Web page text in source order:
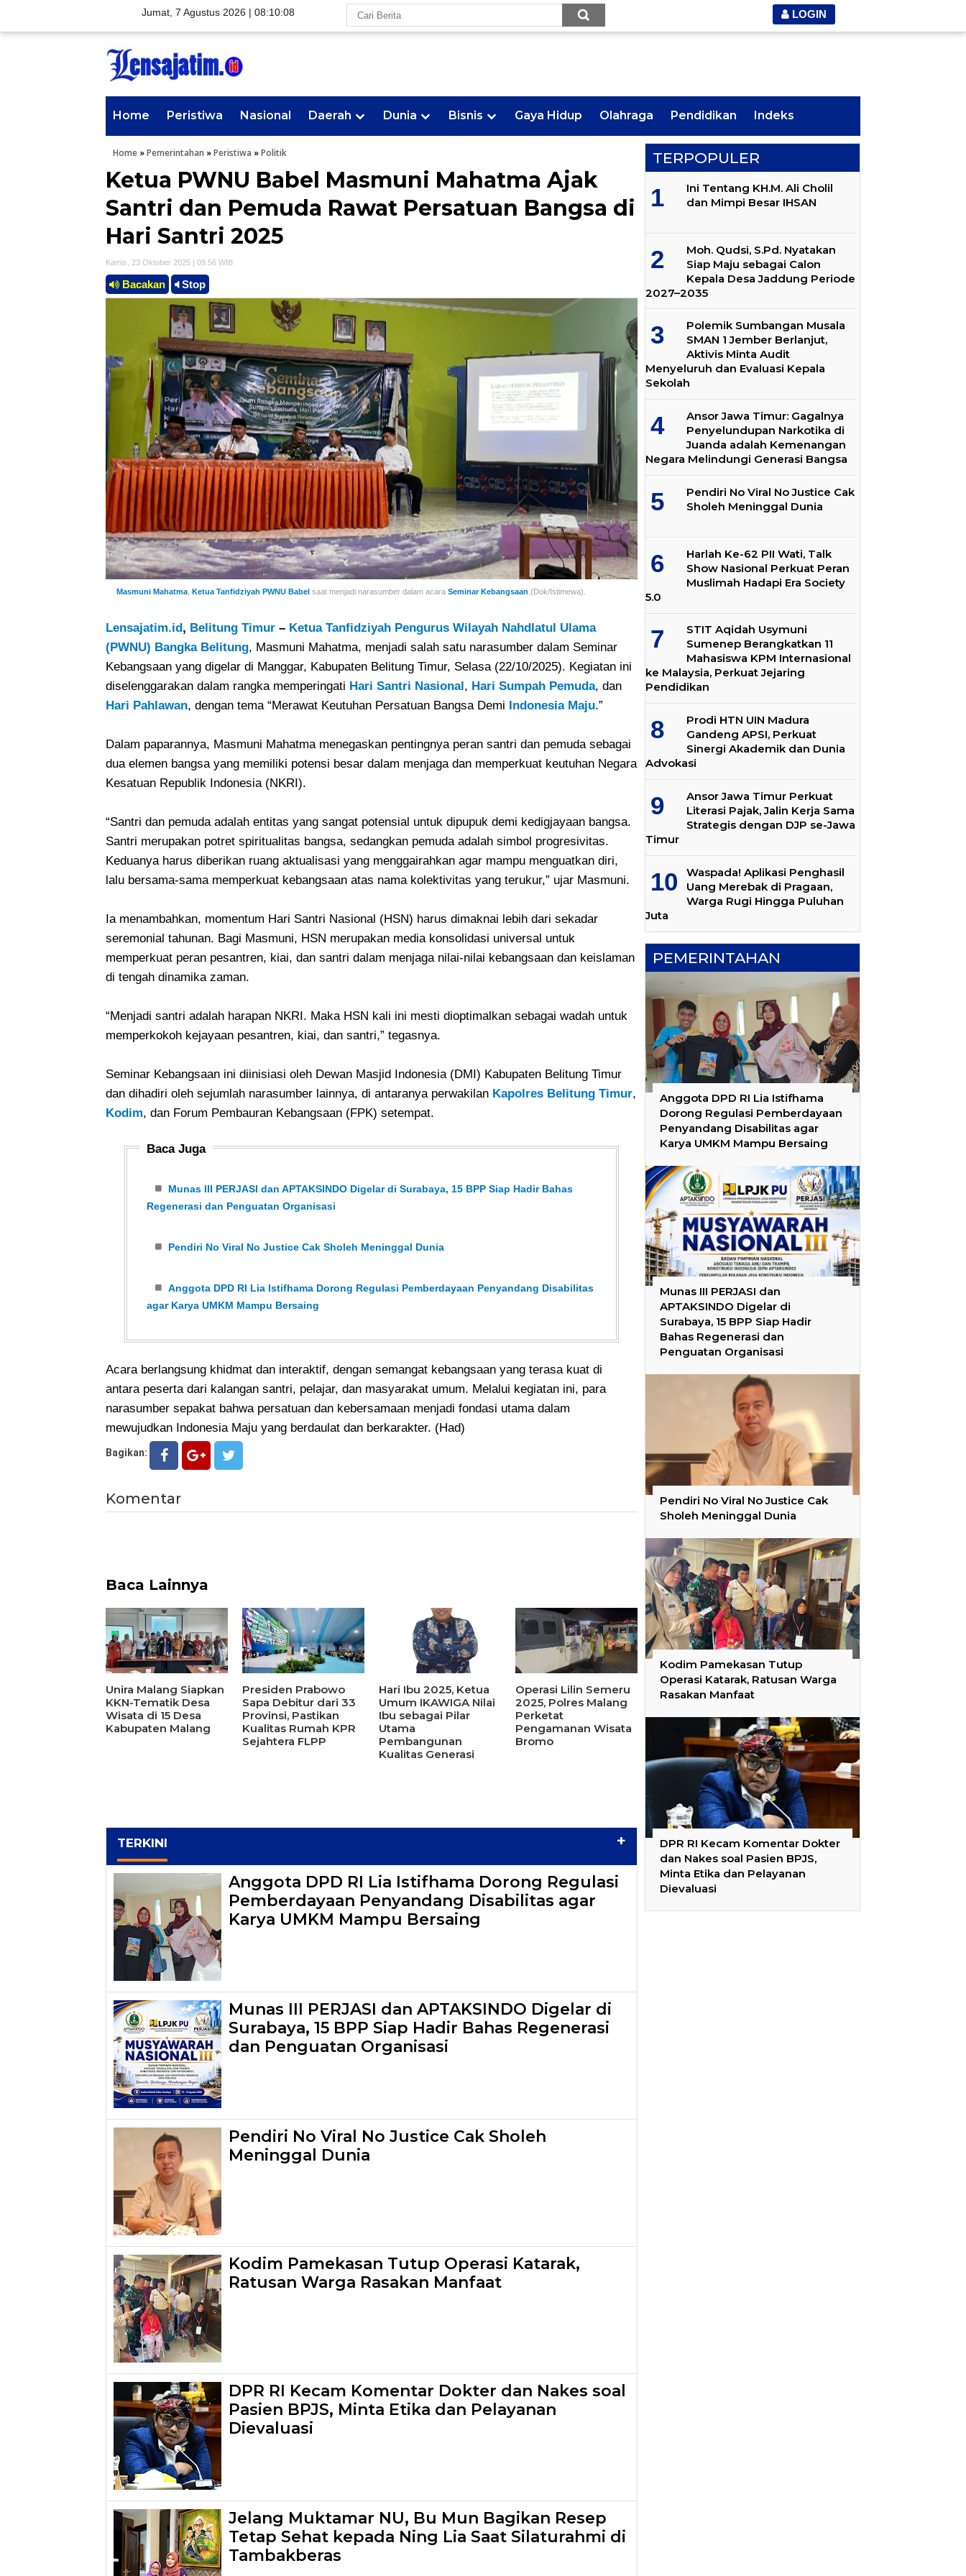
Jumat, 7 Agustus 2026 | 08:10:09 LOGIN
Home Peristiwa Nasional Daerah Dunia Bisnis Gaya Hidup Olahraga Pendidikan Indeks
Home »Pemerintahan »Peristiwa »Politik
Ketua PWNU Babel Masmuni Mahatma Ajak
Santri dan Pemuda Rawat Persatuan Bangsa di
Hari Santri 2025
Kamis, 23 Oktober 2025 | 09.56 WIB
Bacakan Stop
Masmuni Mahatma Ketua Tanfidziyah PWNU Babel saat menjadi narasumber dalam acara Seminar Kebangsaan .(Dok/Istimewa).
Lensajatim.id, Belitung Timur – Ketua Tanfidziyah Pengurus Wilayah Nahdlatul Ulama
(PWNU) Bangka Belitung, Masmuni Mahatma, menjadi salah satu narasumber dalam Seminar
Kebangsaan yang digelar di Manggar, Kabupaten Belitung Timur, Selasa (22/10/2025). Kegiatan ini
diselenggarakan dalam rangka memperingati Hari Santri Nasional, Hari Sumpah Pemuda, dan
Hari Pahlawan, dengan tema “Merawat Keutuhan Persatuan Bangsa Demi Indonesia Maju.”
Dalam paparannya, Masmuni Mahatma menegaskan pentingnya peran santri dan pemuda sebagai
dua elemen bangsa yang memiliki potensi besar dalam menjaga dan memperkuat keutuhan Negara
Kesatuan Republik Indonesia (NKRI).
“Santri dan pemuda adalah entitas yang sangat potensial untuk dipupuk demi kedigjayaan bangsa.
Santri merupakan potret spiritualitas bangsa, sedangkan pemuda adalah simbol progresivitas.
Keduanya harus diberikan ruang aktualisasi yang menggairahkan agar mampu menguatkan diri,
lalu bersama-sama memperkuat kebangsaan atas nama kolektivitas yang terukur,” ujar Masmuni.
Ia menambahkan, momentum Hari Santri Nasional (HSN) harus dimaknai lebih dari sekadar
seremonial tahunan. Bagi Masmuni, HSN merupakan media konsolidasi universal untuk
memperkuat peran pesantren, kiai, dan santri dalam menjaga nilai-nilai kebangsaan dan keislaman
di tengah dinamika zaman.
“Menjadi santri adalah harapan NKRI. Maka HSN kali ini mesti dioptimalkan sebagai wadah untuk
memperkokoh kejayaan pesantren, kiai, dan santri,” tegasnya.
Seminar Kebangsaan ini diinisiasi oleh Dewan Masjid Indonesia (DMI) Kabupaten Belitung Timur
dan dihadiri oleh sejumlah narasumber lainnya, di antaranya perwakilan Kapolres Belitung Timur,
Kodim, dan Forum Pembauran Kebangsaan (FPK) setempat.
Baca Juga
Munas III PERJASI dan APTAKSINDO Digelar di Surabaya, 15 BPP Siap Hadir Bahas
Regenerasi dan Penguatan Organisasi
Pendiri No Viral No Justice Cak Sholeh Meninggal Dunia
Anggota DPD RI Lia Istifhama Dorong Regulasi Pemberdayaan Penyandang Disabilitas
agar Karya UMKM Mampu Bersaing
Acara berlangsung khidmat dan interaktif, dengan semangat kebangsaan yang terasa kuat di
antara peserta dari kalangan santri, pelajar, dan masyarakat umum. Melalui kegiatan ini, para
narasumber sepakat bahwa persatuan dan kebersamaan menjadi fondasi utama dalam
mewujudkan Indonesia Maju yang berdaulat dan berkarakter. (Had)
Bagikan:
Komentar
Baca Lainnya
Unira Malang Siapkan
KKN-Tematik Desa
Wisata di 15 Desa
Kabupaten Malang
Presiden Prabowo
Sapa Debitur dari 33
Provinsi, Pastikan
Kualitas Rumah KPR
Sejahtera FLPP
Hari Ibu 2025, Ketua
Umum IKAWIGA Nilai
Ibu sebagai Pilar
Utama
Pembangunan
Kualitas Generasi
Operasi Lilin Semeru
2025, Polres Malang
Perketat
Pengamanan Wisata
Bromo
TERKINI +
Anggota DPD RI Lia Istifhama Dorong Regulasi
Pemberdayaan Penyandang Disabilitas agar
Karya UMKM Mampu Bersaing
Munas III PERJASI dan APTAKSINDO Digelar di
Surabaya, 15 BPP Siap Hadir Bahas Regenerasi
dan Penguatan Organisasi
Pendiri No Viral No Justice Cak Sholeh
Meninggal Dunia
Kodim Pamekasan Tutup Operasi Katarak,
Ratusan Warga Rasakan Manfaat
DPR RI Kecam Komentar Dokter dan Nakes soal
Pasien BPJS, Minta Etika dan Pelayanan
Dievaluasi
Jelang Muktamar NU, Bu Mun Bagikan Resep
Tetap Sehat kepada Ning Lia Saat Silaturahmi di
Tambakberas
TERPOPULER
Ini Tentang KH.M. Ali Cholil
dan Mimpi Besar IHSAN
Moh. Qudsi, S.Pd. Nyatakan
Siap Maju sebagai Calon
Kepala Desa Jaddung Periode
2027–2035
Polemik Sumbangan Musala
SMAN 1 Jember Berlanjut,
Aktivis Minta Audit
Menyeluruh dan Evaluasi Kepala
Sekolah
Ansor Jawa Timur: Gagalnya
Penyelundupan Narkotika di
Juanda adalah Kemenangan
Negara Melindungi Generasi Bangsa
Pendiri No Viral No Justice Cak
Sholeh Meninggal Dunia
Harlah Ke-62 PII Wati, Talk
Show Nasional Perkuat Peran
Muslimah Hadapi Era Society
5.0
STIT Aqidah Usymuni
Sumenep Berangkatkan 11
Mahasiswa KPM Internasional
ke Malaysia, Perkuat Jejaring
Pendidikan
Prodi HTN UIN Madura
Gandeng APSI, Perkuat
Sinergi Akademik dan Dunia
Advokasi
Ansor Jawa Timur Perkuat
Literasi Pajak, Jalin Kerja Sama
Strategis dengan DJP se-Jawa
Timur
Waspada! Aplikasi Penghasil
Uang Merebak di Pragaan,
Warga Rugi Hingga Puluhan
Juta
PEMERINTAHAN
Anggota DPD RI Lia Istifhama
Dorong Regulasi Pemberdayaan
Penyandang Disabilitas agar
Karya UMKM Mampu Bersaing
Munas III PERJASI dan
APTAKSINDO Digelar di
Surabaya, 15 BPP Siap Hadir
Bahas Regenerasi dan
Penguatan Organisasi
Pendiri No Viral No Justice Cak
Sholeh Meninggal Dunia
Kodim Pamekasan Tutup
Operasi Katarak, Ratusan Warga
Rasakan Manfaat
DPR RI Kecam Komentar Dokter
dan Nakes soal Pasien BPJS,
Minta Etika dan Pelayanan
Dievaluasi